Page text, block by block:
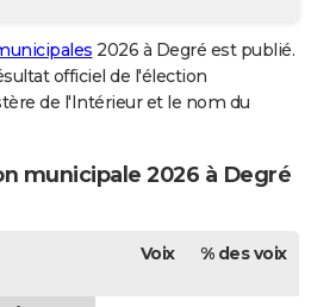
2026 à Degré est publié.
officiel de l'élection
de l'Intérieur et le nom du
municipale 2026 à Degré
Voix % des voix